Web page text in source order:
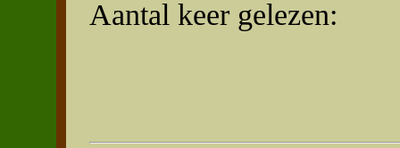
Aantal keer gelezen: